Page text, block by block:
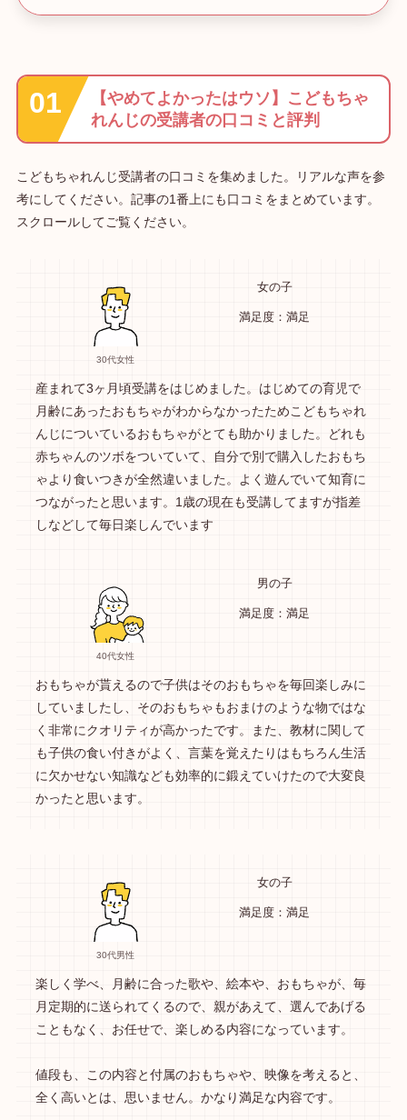
【やめてよかったはウソ】こどもちゃ
れんじの受講者の口コミと評判
こどもちゃれんじ受講者の口コミを集めました。リアルな声を参
考にしてください。記事の1番上にも口コミをまとめています。
スクロールしてご覧ください。
30代女性
女の子
満足度：満足
産まれて3ヶ月頃受講をはじめました。はじめての育児で
月齢にあったおもちゃがわからなかったためこどもちゃれ
んじについているおもちゃがとても助かりました。どれも
赤ちゃんのツボをついていて、自分で別で購入したおもち
ゃより食いつきが全然違いました。よく遊んでいて知育に
つながったと思います。1歳の現在も受講してますが指差
しなどして毎日楽しんでいます
40代女性
男の子
満足度：満足
おもちゃが貰えるので子供はそのおもちゃを毎回楽しみに
していましたし、そのおもちゃもおまけのような物ではな
く非常にクオリティが高かったです。また、教材に関して
も子供の食い付きがよく、言葉を覚えたりはもちろん生活
に欠かせない知識なども効率的に鍛えていけたので大変良
かったと思います。
30代男性
女の子
満足度：満足
楽しく学べ、月齢に合った歌や、絵本や、おもちゃが、毎
月定期的に送られてくるので、親があえて、選んであげる
こともなく、お任せで、楽しめる内容になっています。
値段も、この内容と付属のおもちゃや、映像を考えると、
全く高いとは、思いません。かなり満足な内容です。